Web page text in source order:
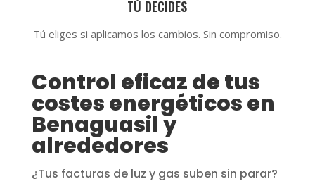
TÚ DECIDES
Tú eliges si aplicamos los cambios. Sin compromiso.
Control eficaz de tus
costes energéticos en
Benaguasil y
alrededores
¿Tus facturas de luz y gas suben sin parar?